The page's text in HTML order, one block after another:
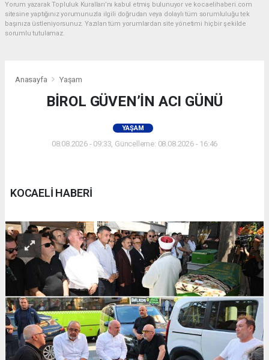
Yorum yazarak Topluluk Kuralları’nı kabul etmiş bulunuyor ve kocaelihaberi.com
sitesine yaptığınız yorumunuzla ilgili doğrudan veya dolaylı tüm sorumluluğu tek
başınıza üstleniyorsunuz. Yazılan tüm yorumlardan site yönetimi hiçbir şekilde
sorumlu tutulamaz.
Anasayfa Yaşam
BİROL GÜVEN’İN ACI GÜNÜ
YAŞAM
08.08.2026 - 09:33, Güncelleme: 08.08.2026 - 16:46
KOCAELİ HABERİ